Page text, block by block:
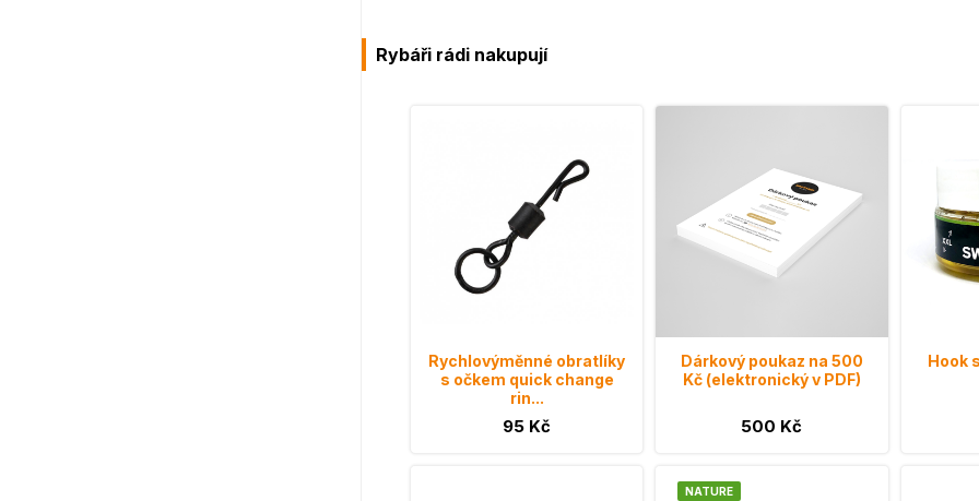
Rybáři rádi nakupují
Rychlovýměnné obratlíky
s očkem quick change
rin...
95 Kč
Dárkový poukaz na 500
Kč (elektronický v PDF)
500 Kč
Hook
NATURE